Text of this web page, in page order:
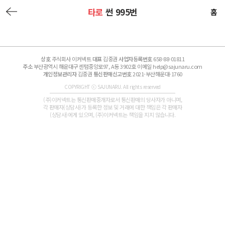
타로 썬 995번 홈
상호주식회사 이커넥트대표김중권사업자등록번호658-88-01811
주소부산광역시 해운대구 센텀중앙로97, A동 3902호 이메일 help@sajunaru.com
개인정보관리자김중권 통신판매신고번호2021-부산해운대-1760
COPYRIGHT ⓒ SAJUNARU. All rights reserved
(주)이커넥트는 통신판매중개자로서 통신판매의 당사자가 아니며,
각 판매자(상담사)가 등록한 정보 및 거래에 대한 책임은 각 판매자
(상담사)에게 있으며, (주)이커넥트는 책임을 지지 않습니다.